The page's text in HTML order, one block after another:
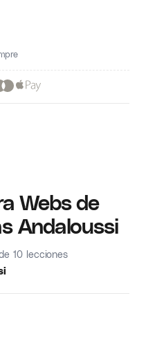
Webs de
Andaloussi
10 lecciones